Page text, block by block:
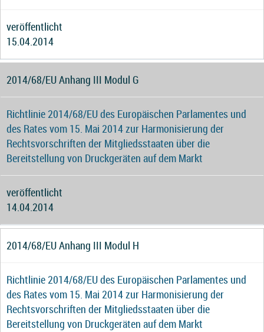
veröffentlicht
15.04.2014
2014/68/EU Anhang III Modul G
Richtlinie 2014/68/EU des Europäischen Parlamentes und
des Rates vom 15. Mai 2014 zur Harmonisierung der
Rechtsvorschriften der Mitgliedsstaaten über die
Bereitstellung von Druckgeräten auf dem Markt
veröffentlicht
14.04.2014
2014/68/EU Anhang III Modul H
Richtlinie 2014/68/EU des Europäischen Parlamentes und
des Rates vom 15. Mai 2014 zur Harmonisierung der
Rechtsvorschriften der Mitgliedsstaaten über die
Bereitstellung von Druckgeräten auf dem Markt